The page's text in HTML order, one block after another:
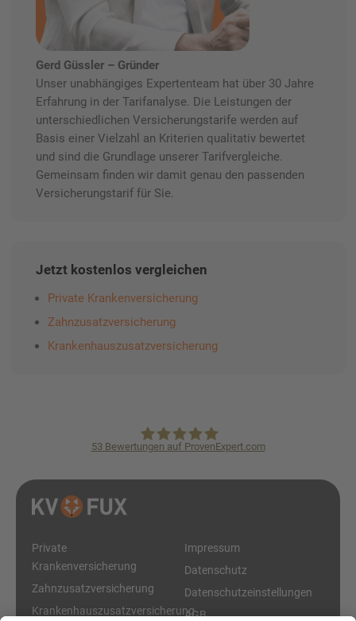
Gerd Güssler – Gründer
Unser unabhängiges Expertenteam hat über 30 Jahre
Erfahrung in der Tarifanalyse. Die Leistungen der
unterschiedlichen Versicherungstarife werden auf
Basis einer Vielzahl an Kriterien qualitativ bewertet
und sind die Grundlage unserer Tarifvergleiche.
Gemeinsam finden wir damit genau den passenden
Versicherungstarif für Sie.
Jetzt kostenlos vergleichen
Private Krankenversicherung
Zahnzusatzversicherung
Krankenhauszusatzversicherung
KVpro.de GmbH
53 Bewertungen auf ProvenExpert.com
Private
Krankenversicherung
Zahnzusatzversicherung
Krankenhauszusatzversicherung
Impressum
Datenschutz
Datenschutzeinstellungen
AGB